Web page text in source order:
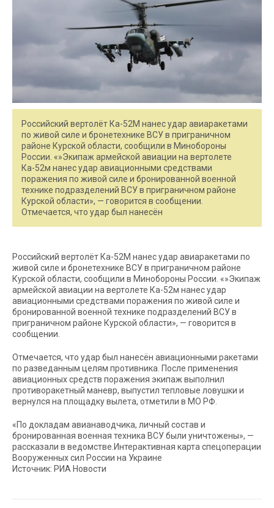
Российский вертолёт Ка-52М нанес удар авиаракетами
по живой силе и бронетехнике ВСУ в приграничном
районе Курской области, сообщили в Минобороны
России. «»Экипаж армейской авиации на вертолете
Ка-52м нанес удар авиационными средствами
поражения по живой силе и бронированной военной
технике подразделений ВСУ в приграничном районе
Курской области», — говорится в сообщении.
Отмечается, что удар был нанесён
Российский вертолёт Ка-52М нанес удар авиаракетами по
живой силе и бронетехнике ВСУ в приграничном районе
Курской области, сообщили в Минобороны России. «»Экипаж
армейской авиации на вертолете Ка-52м нанес удар
авиационными средствами поражения по живой силе и
бронированной военной технике подразделений ВСУ в
приграничном районе Курской области», — говорится в
сообщении.
Отмечается, что удар был нанесён авиационными ракетами
по разведанным целям противника. После применения
авиационных средств поражения экипаж выполнил
противоракетный маневр, выпустил тепловые ловушки и
вернулся на площадку вылета, отметили в МО РФ.
«По докладам авианаводчика, личный состав и
бронированная военная техника ВСУ были уничтожены», —
рассказали в ведомстве.Интерактивная карта спецоперации
Вооруженных сил России на Украине
Источник: РИА Новости